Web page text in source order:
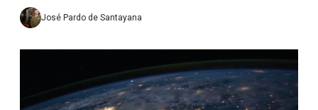
José Pardo de Santayana